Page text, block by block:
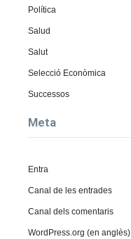
Política
Salud
Salut
Selecció Econòmica
Successos
Meta
Entra
Canal de les entrades
Canal dels comentaris
WordPress.org (en anglès)